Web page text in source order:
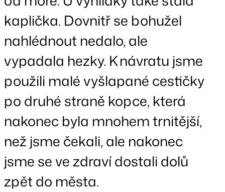
kaplička. Dovnitř se bohužel
nahlédnout nedalo, ale
vypadala hezky. K návratu jsme
použili malé vyšlapané cestičky
po druhé straně kopce, která
nakonec byla mnohem trnitější,
než jsme čekali, ale nakonec
jsme se ve zdraví dostali dolů
zpět do města.